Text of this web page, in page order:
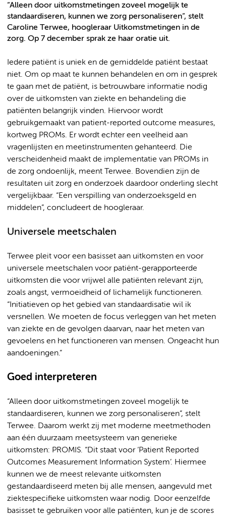
“Alleen door uitkomstmetingen zoveel mogelijk te
standaardiseren, kunnen we zorg personaliseren”, stelt
Caroline Terwee, hoogleraar Uitkomstmetingen in de
zorg. Op 7 december sprak ze haar oratie uit.
Iedere patiënt is uniek en de gemiddelde patiënt bestaat
niet. Om op maat te kunnen behandelen en om in gesprek
te gaan met de patiënt, is betrouwbare informatie nodig
over de uitkomsten van ziekte en behandeling die
patiënten belangrijk vinden. Hiervoor wordt
gebruikgemaakt van patient-reported outcome measures,
kortweg PROMs. Er wordt echter een veelheid aan
vragenlijsten en meetinstrumenten gehanteerd. Die
verscheidenheid maakt de implementatie van PROMs in
de zorg ondoenlijk, meent Terwee. Bovendien zijn de
resultaten uit zorg en onderzoek daardoor onderling slecht
vergelijkbaar. “Een verspilling van onderzoeksgeld en
middelen”, concludeert de hoogleraar.
Universele meetschalen
Terwee pleit voor een basisset aan uitkomsten en voor
universele meetschalen voor patiënt-gerapporteerde
uitkomsten die voor vrijwel alle patiënten relevant zijn,
zoals angst, vermoeidheid of lichamelijk functioneren.
“Initiatieven op het gebied van standaardisatie wil ik
versnellen. We moeten de focus verleggen van het meten
van ziekte en de gevolgen daarvan, naar het meten van
gevoelens en het functioneren van mensen. Ongeacht hun
aandoeningen.”
Goed interpreteren
“Alleen door uitkomstmetingen zoveel mogelijk te
standaardiseren, kunnen we zorg personaliseren”, stelt
Terwee. Daarom werkt zij met moderne meetmethoden
aan één duurzaam meetsysteem van generieke
uitkomsten: PROMIS. “Dit staat voor ‘Patient Reported
Outcomes Measurement Information System’. Hiermee
kunnen we de meest relevante uitkomsten
gestandaardiseerd meten bij alle mensen, aangevuld met
ziektespecifieke uitkomsten waar nodig. Door eenzelfde
basisset te gebruiken voor alle patiënten, kun je de scores